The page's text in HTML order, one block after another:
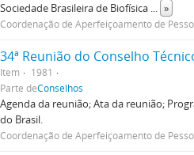
Sociedade Brasileira de Biofísica ... »
Coordenação de Aperfeiçoamento de
34ª Reunião do Conselho
Item
1981
Parte deConselhos
Agenda da reunião; Ata da reunião;
do Brasil.
Coordenação de Aperfeiçoamento de